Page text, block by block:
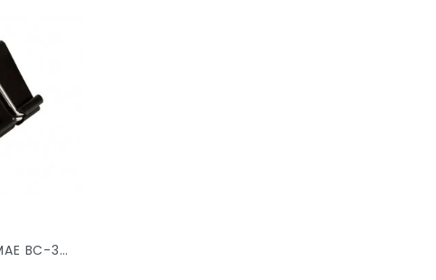
SUJETA DOCUMENTOS MAE BC-32 C/12 X/144